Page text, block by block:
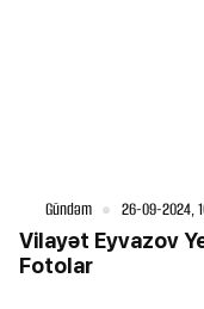
Gündəm 26-09-2024,
Vilayət Eyvazov
Fotolar